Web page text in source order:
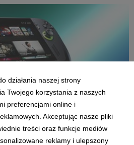
działania naszej strony
Twojego korzystania z naszych
preferencjami online i
Akceptując nasze pliki
treści oraz funkcje mediów
reklamy i ulepszony